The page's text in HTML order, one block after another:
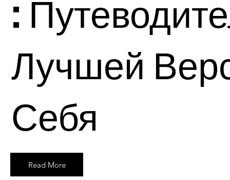
:
Лучшей
Себя
Read More